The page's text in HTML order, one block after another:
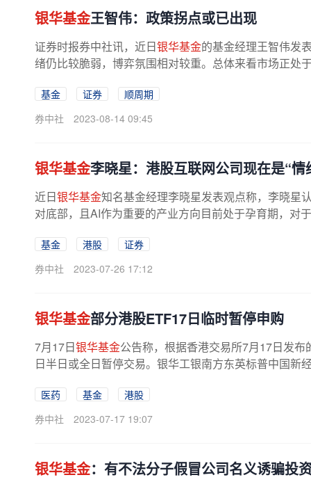
银华基金王智伟：政策拐点或已出现
证券时报券中社讯，近日银华基金的基金经理王智伟发
绪仍比较脆弱，博弈氛围相对较重。总体来看市场正处
基金 证券
顺周期
券中社
2023-08-14 09:45
银华基金李晓星：港股互联网公司现在是“
近日银华基金知名基金经理李晓星发表观点称，李晓星
对底部，且AI作为重要的产业方向目前处于孕育期，对
基金 港股
证券
券中社
2023-07-26 17:12
银华基金部分港股ETF17日临时暂停申购
7月17日银华基金公告称，根据香港交易所7月17日发
日半日或全日暂停交易。银华工银南方东英标普中国新
医药 基金
港股
券中社
2023-07-17 19:07
银华基金：有不法分子假冒公司名义诱骗投